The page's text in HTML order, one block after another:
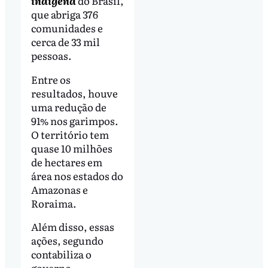
que abriga 376
comunidades e
cerca de 33 mil
pessoas.
Entre os
resultados, houve
uma redução de
91% nos garimpos.
O território tem
quase 10 milhões
de hectares em
área nos estados do
Amazonas e
Roraima.
Além disso, essas
ações, segundo
contabiliza o